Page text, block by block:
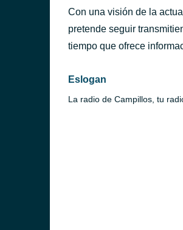
Con una visión de la
pretende seguir
tiempo que ofrece
Eslogan
La radio de Campillos, tu